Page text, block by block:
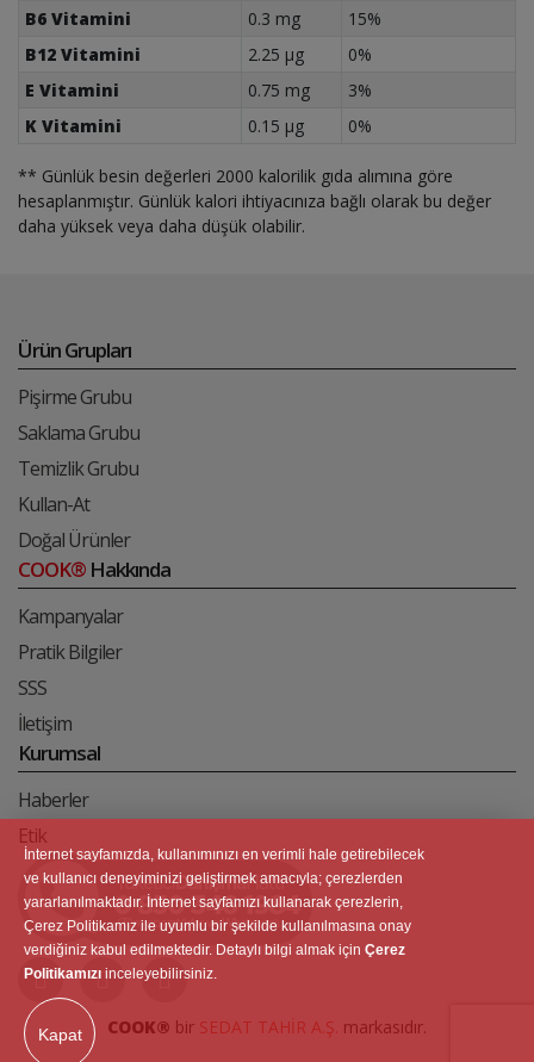
B6 Vitamini
0.3 mg
15%
B12 Vitamini
2.25 µg
0%
E Vitamini
0.75 mg
3%
K Vitamini
0.15 µg 0%
** Günlük besin değerleri 2000 kalorilik gıda alımına göre
hesaplanmıştır. Günlük kalori ihtiyacınıza bağlı olarak bu değer
daha yüksek veya daha düşük olabilir.
Ürün Grupları
Pişirme Grubu
Saklama Grubu
Temizlik Grubu
Kullan-At
Doğal Ürünler
COOK® Hakkında
Kampanyalar
Pratik Bilgiler
SSS
İletişim
Kurumsal
Haberler
Etik
COOK® bir SEDAT TAHİR A.Ş. markasıdır.
İnternet sayfamızda, kullanımınızı en verimli hale getirebilecek
ve kullanıcı deneyiminizi geliştirmek amacıyla; çerezlerden
yararlanılmaktadır. İnternet sayfamızı kullanarak çerezlerin,
Çerez Politikamız ile uyumlu bir şekilde kullanılmasına onay
verdiğiniz kabul edilmektedir. Detaylı bilgi almak için Çerez
Politikamızı inceleyebilirsiniz.
Kapat